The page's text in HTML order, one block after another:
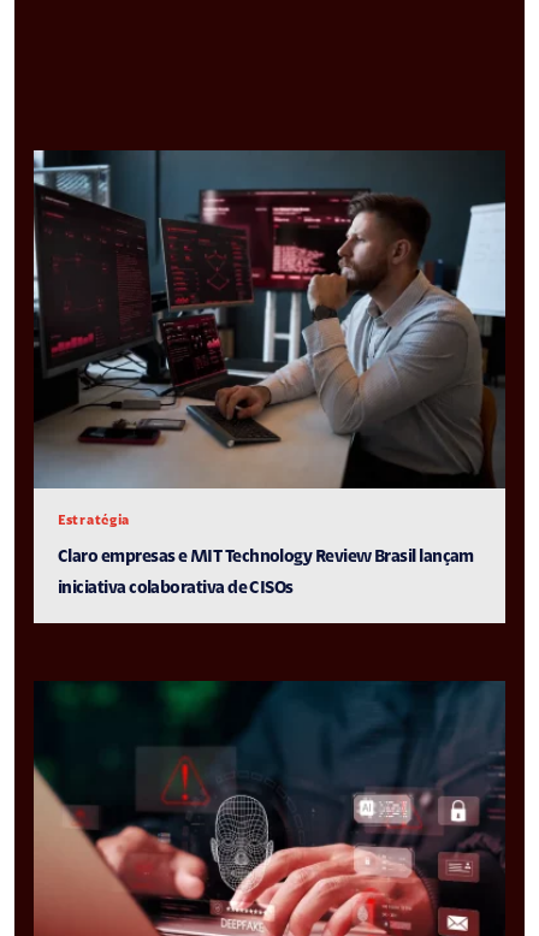
Estratégia
Claro empresas e MIT Technology Review Brasil lançam
iniciativa colaborativa de CISOs